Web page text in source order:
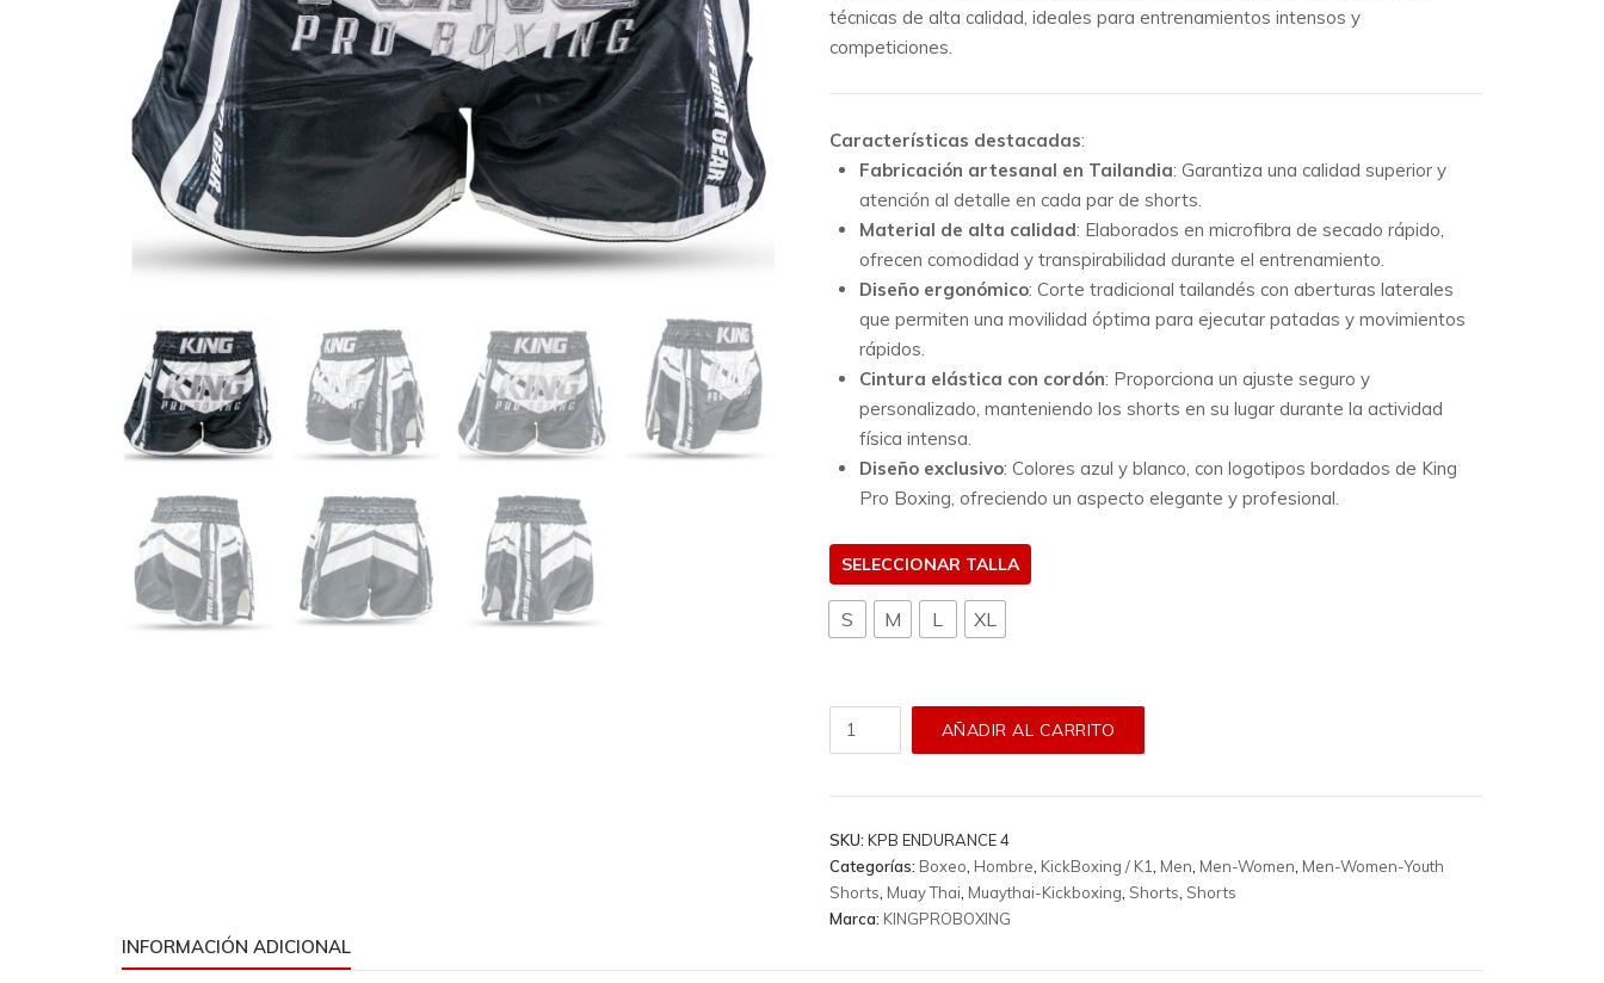
técnicas de alta calidad, ideales para entrenamientos intensos y
competiciones.
Características destacadas:
Fabricación artesanal en Tailandia: Garantiza una calidad superior y
atención al detalle en cada par de shorts.
Material de alta calidad: Elaborados en microfibra de secado rápido,
ofrecen comodidad y transpirabilidad durante el entrenamiento.
Diseño ergonómico: Corte tradicional tailandés con aberturas laterales
que permiten una movilidad óptima para ejecutar patadas y movimientos
rápidos.
Cintura elástica con cordón: Proporciona un ajuste seguro y
personalizado, manteniendo los shorts en su lugar durante la actividad
física intensa.
Diseño exclusivo: Colores azul y blanco, con logotipos bordados de King
Pro Boxing, ofreciendo un aspecto elegante y profesional.
TALLA
S M L XL
Short
Boxing
Kpb/Endurance
4
cantidad
AÑADIR AL CARRITO
SKU: KPB ENDURANCE 4
Categorías: Boxeo Hombre KickBoxing / K1 Men Men-Women Men-Women-Youth
Shorts Muay Thai Muaythai-Kickboxing Shorts Shorts
Marca: KINGPROBOXING
INFORMACIÓN ADICIONAL